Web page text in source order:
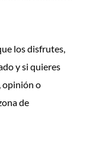
los disfrutes,
y si quieres
opinión o
de